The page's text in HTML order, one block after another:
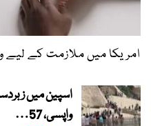
امریکا میں ملازمت کے لیے
اسپین میں
واپسی، 57…